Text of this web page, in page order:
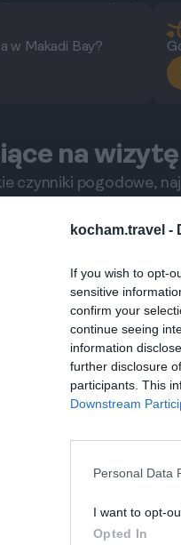
kocham.travel -
If you wish to opt-
sensitive
confirm your
continue seeing
information
further disclosure
participants. This
Downstream
Personal Data
I want to opt-
Opted In
w Makadi Bay?
na wizytę
czynniki pogodowe,
i czerwiec. W tych
turystyczne.
z innymi
na lotnisko w
Alternatywnie, istnieją
Bay jest wygodne,
wynająć
z